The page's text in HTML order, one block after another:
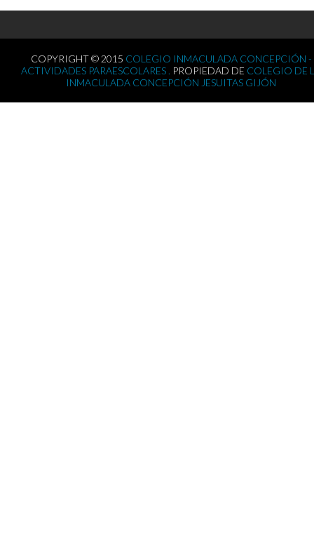
COPYRIGHT © 2015 COLEGIO INMACULADA CONCEPCIÓN -
ACTIVIDADES PARAESCOLARES . PROPIEDAD DE COLEGIO DE
INMACULADA CONCEPCIÓN JESUITAS GIJÓN